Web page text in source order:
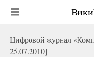
Цифровой журнал
25.07.2010]